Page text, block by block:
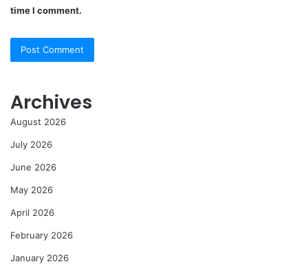
time I comment.
Archives
August 2026
July 2026
June 2026
May 2026
April 2026
February 2026
January 2026